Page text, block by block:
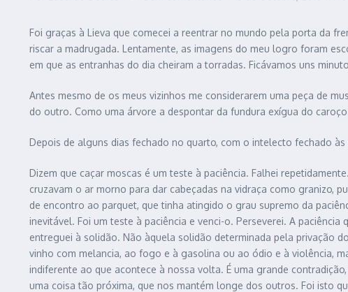
Foi graças à Lieva que comecei a reentrar no mundo pela porta da
riscar a madrugada. Lentamente, as imagens do meu logro foram
em que as entranhas do dia cheiram a torradas. Ficávamos uns
Antes mesmo de os meus vizinhos me considerarem uma peça de
do outro. Como uma árvore a despontar da fundura exígua do
Depois de alguns dias fechado no quarto, com o intelecto fechado
Dizem que caçar moscas é um teste à paciência. Falhei
cruzavam o ar morno para dar cabeçadas na vidraça como granizo,
de encontro ao parquet, que tinha atingido o grau supremo da
inevitável. Foi um teste à paciência e venci-o. Perseverei. A
entreguei à solidão. Não àquela solidão determinada pela privação
vinho com melancia, ao fogo e à gasolina ou ao ódio e à violência,
indiferente ao que acontece à nossa volta. É uma grande
uma coisa tão próxima, que nos mantém longe dos outros. Foi isto